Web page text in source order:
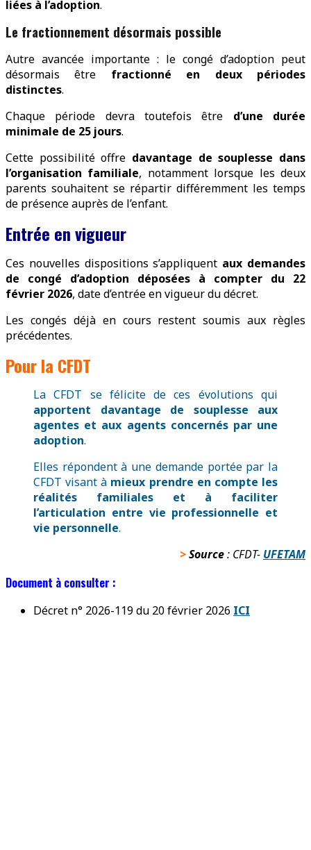
liées à l’adoption.
Le fractionnement désormais possible
Autre avancée importante : le congé d’adoption peut
désormais être fractionné en deux périodes
distinctes.
Chaque période devra toutefois être d’une durée
minimale de 25 jours.
Cette possibilité offre davantage de souplesse dans
l’organisation familiale, notamment lorsque les deux
parents souhaitent se répartir différemment les temps
de présence auprès de l’enfant.
Entrée en vigueur
Ces nouvelles dispositions s’appliquent aux demandes
de congé d’adoption déposées à compter du 22
février 2026, date d’entrée en vigueur du décret.
Les congés déjà en cours restent soumis aux règles
précédentes.
Pour la CFDT
La CFDT se félicite de ces évolutions qui
apportent davantage de souplesse aux
agentes et aux agents concernés par une
adoption.
Elles répondent à une demande portée par la
CFDT visant à mieux prendre en compte les
réalités familiales et à faciliter
l’articulation entre vie professionnelle et
vie personnelle.
>Source: CFDT- UFETAM
Document à consulter :
Décret n° 2026-119 du 20 février 2026 ICI